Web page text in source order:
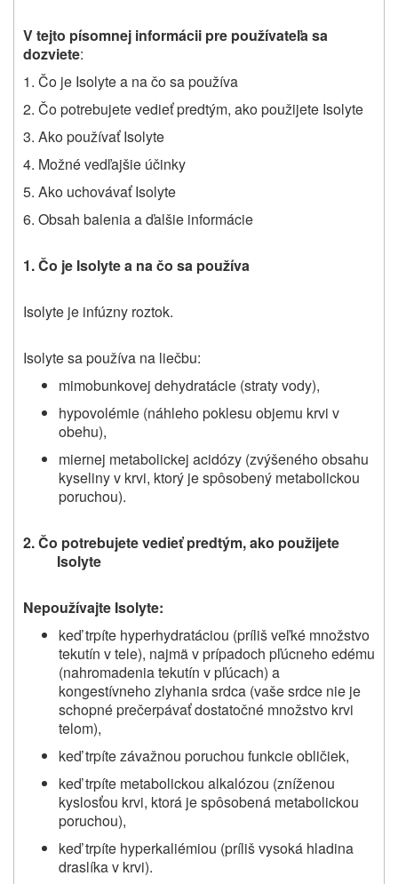
V tejto písomnej informácii pre používateľa sa
dozviete:
1. Čo je Isolyte a na čo sa používa
2. Čo potrebujete vedieť predtým, ako použijete Isolyte
3. Ako používať Isolyte
4. Možné vedľajšie účinky
5. Ako uchovávať Isolyte
6. Obsah balenia a ďalšie informácie
1.Čo je Isolyte a na čo sa používa
Isolyte je infúzny roztok.
Isolyte sa používa na liečbu:
mimobunkovej dehydratácie (straty vody),
hypovolémie (náhleho poklesu objemu krvi v
obehu),
miernej metabolickej acidózy (zvýšeného obsahu
kyseliny v krvi, ktorý je spôsobený metabolickou
poruchou).
2.Čo potrebujete vedieť predtým, ako použijete
Isolyte
Nepoužívajte Isolyte:
keď trpíte hyperhydratáciou (príliš veľké množstvo
tekutín v tele), najmä v prípadoch pľúcneho edému
(nahromadenia tekutín v pľúcach) a
kongestívneho zlyhania srdca (vaše srdce nie je
schopné prečerpávať dostatočné množstvo krvi
telom),
keď trpíte závažnou poruchou funkcie obličiek,
keď trpíte metabolickou alkalózou (zníženou
kyslosťou krvi, ktorá je spôsobená metabolickou
poruchou),
keď trpíte hyperkaliémiou (príliš vysoká hladina
draslíka v krvi).